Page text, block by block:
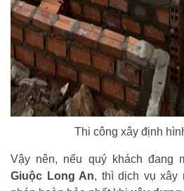
Thi công xây định
Vậy nên, nếu quý khách đang
Giuộc Long An, thì dịch vụ xây